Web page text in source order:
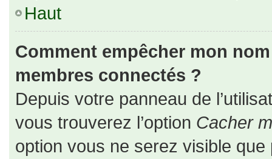
Haut
Comment empêcher mon
membres connectés ?
Depuis votre panneau de
vous trouverez l’option Cacher
option vous ne serez visible